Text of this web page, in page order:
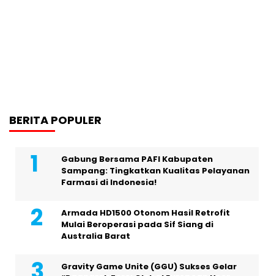
BERITA POPULER
Gabung Bersama PAFI Kabupaten
Sampang: Tingkatkan Kualitas Pelayanan
Farmasi di Indonesia!
Armada HD1500 Otonom Hasil Retrofit
Mulai Beroperasi pada Sif Siang di
Australia Barat
Gravity Game Unite (GGU) Sukses Gelar